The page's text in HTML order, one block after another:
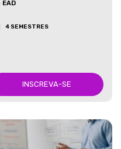
EAD
4 SEMESTRES
INSCREVA-SE